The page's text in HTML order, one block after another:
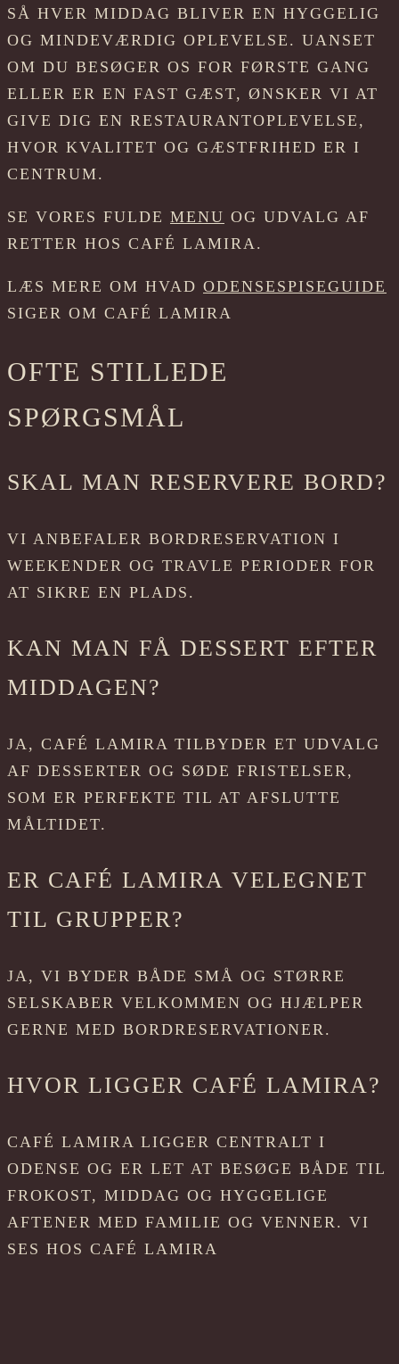
SÅ HVER MIDDAG BLIVER EN HYGGELIG
OG MINDEVÆRDIG OPLEVELSE. UANSET
OM DU BESØGER OS FOR FØRSTE GANG
ELLER ER EN FAST GÆST, ØNSKER VI AT
GIVE DIG EN RESTAURANTOPLEVELSE,
HVOR KVALITET OG GÆSTFRIHED ER I
CENTRUM.
SE VORES FULDE MENU OG UDVALG AF
RETTER HOS CAFÉ LAMIRA.
LÆS MERE OM HVAD ODENSESPISEGUIDE
SIGER OM CAFÉ LAMIRA
OFTE STILLEDE
SPØRGSMÅL
SKAL MAN RESERVERE BORD?
VI ANBEFALER BORDRESERVATION I
WEEKENDER OG TRAVLE PERIODER FOR
AT SIKRE EN PLADS.
KAN MAN FÅ DESSERT EFTER
MIDDAGEN?
JA, CAFÉ LAMIRA TILBYDER ET UDVALG
AF DESSERTER OG SØDE FRISTELSER,
SOM ER PERFEKTE TIL AT AFSLUTTE
MÅLTIDET.
ER CAFÉ LAMIRA VELEGNET
TIL GRUPPER?
JA, VI BYDER BÅDE SMÅ OG STØRRE
SELSKABER VELKOMMEN OG HJÆLPER
GERNE MED BORDRESERVATIONER.
HVOR LIGGER CAFÉ LAMIRA?
CAFÉ LAMIRA LIGGER CENTRALT I
ODENSE OG ER LET AT BESØGE BÅDE TIL
FROKOST, MIDDAG OG HYGGELIGE
AFTENER MED FAMILIE OG VENNER. VI
SES HOS CAFÉ LAMIRA